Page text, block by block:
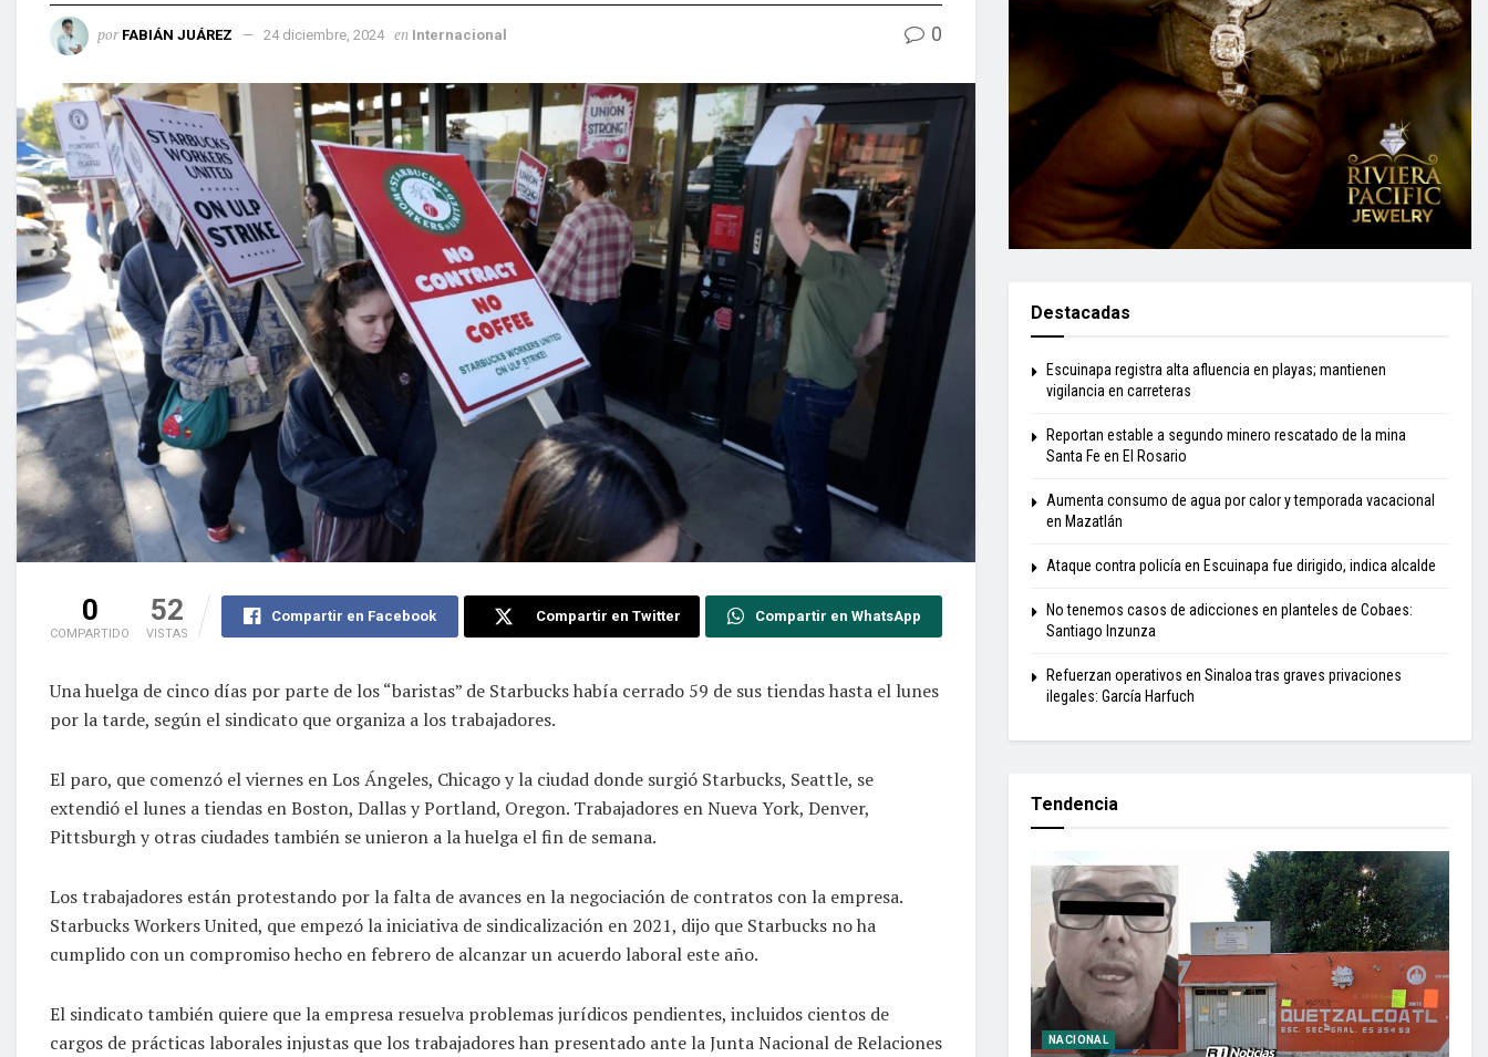
por FABIÁN JUÁREZ 24 diciembre, 2024 en Internacional 0
0
COMPARTIDO
52
VISTAS
Compartir en Facebook Compartir en Twitter Compartir en WhatsApp
Una huelga de cinco días por parte de los “baristas” de Starbucks había cerrado 59 de sus tiendas hasta el lunes
por la tarde, según el sindicato que organiza a los trabajadores.
El paro, que comenzó el viernes en Los Ángeles, Chicago y la ciudad donde surgió Starbucks, Seattle, se
extendió el lunes a tiendas en Boston, Dallas y Portland, Oregon. Trabajadores en Nueva York, Denver,
Pittsburgh y otras ciudades también se unieron a la huelga el fin de semana.
Los trabajadores están protestando por la falta de avances en la negociación de contratos con la empresa.
Starbucks Workers United, que empezó la iniciativa de sindicalización en 2021, dijo que Starbucks no ha
cumplido con un compromiso hecho en febrero de alcanzar un acuerdo laboral este año.
El sindicato también quiere que la empresa resuelva problemas jurídicos pendientes, incluidos cientos de
cargos de prácticas laborales injustas que los trabajadores han presentado ante la Junta Nacional de Relaciones
Destacadas
Escuinapa registra alta afluencia en playas; mantienen
vigilancia en carreteras
Reportan estable a segundo minero rescatado de la mina
Santa Fe en El Rosario
Aumenta consumo de agua por calor y temporada vacacional
en Mazatlán
Ataque contra policía en Escuinapa fue dirigido, indica alcalde
No tenemos casos de adicciones en planteles de Cobaes:
Santiago Inzunza
Refuerzan operativos en Sinaloa tras graves privaciones
ilegales: García Harfuch
Tendencia
NACIONAL